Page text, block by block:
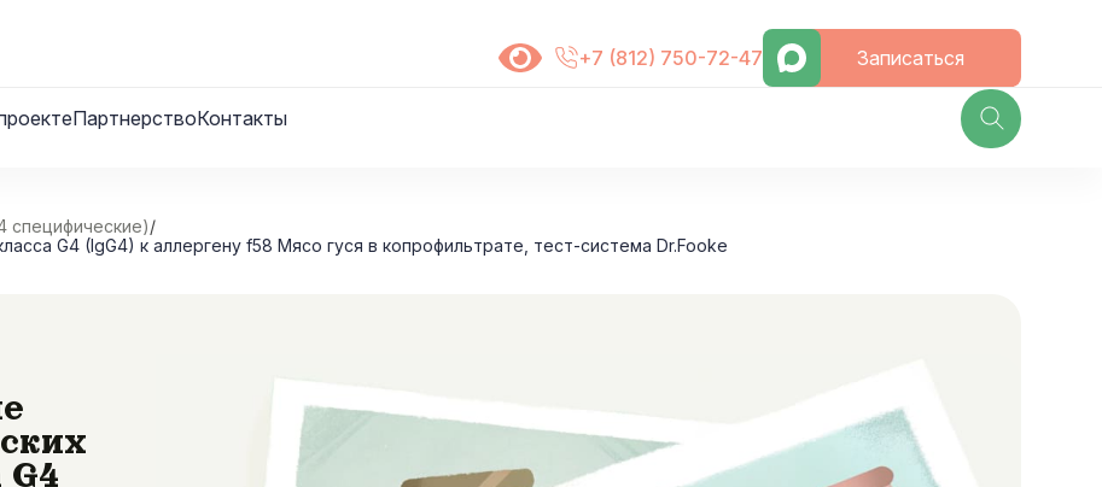
+7 (812) 750-72-47 Записаться
ПартнерствоКонтакты
специфические)/
G4 (IgG4) к аллергену f58 Мясо гуся в копрофильтрате, тест-система Dr.Fooke
G4